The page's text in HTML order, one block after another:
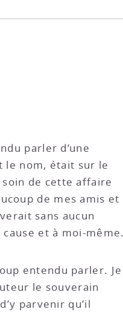
parler d’une
le nom, était sur le
de cette affaire
de mes amis et
sans aucun
et à moi-même.
entendu parler. Je
le souverain
parvenir qu’il